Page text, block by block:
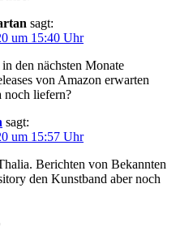
sagt:
um 15:40 Uhr
den nächsten Monate
von Amazon erwarten
noch liefern?
sagt:
um 15:57 Uhr
Berichten von Bekannten
den Kunstband aber noch